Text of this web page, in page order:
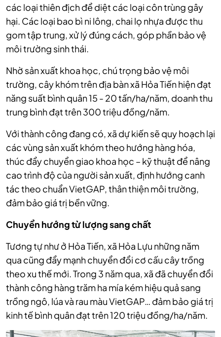
các loại thiên địch để diệt các loại côn trùng gây
hại. Các loại bao bì ni lông, chai lọ nhựa được thu
gom tập trung, xử lý đúng cách, góp phần bảo vệ
môi trường sinh thái.
Nhờ sản xuất khoa học, chú trọng bảo vệ môi
trường, cây khóm trên địa bàn xã Hỏa Tiến hiện đạt
năng suất bình quân 15 - 20 tấn/ha/năm, doanh thu
trung bình đạt trên 300 triệu đồng/năm.
Với thành công đang có, xã dự kiến sẽ quy hoạch lại
các vùng sản xuất khóm theo hướng hàng hóa,
thúc đẩy chuyển giao khoa học – kỹ thuật để nâng
cao trình độ của người sản xuất, định hướng canh
tác theo chuẩn VietGAP, thân thiện môi trường,
đảm bảo giá trị bền vững.
Chuyển hướng từ lượng sang chất
Tương tự như ở Hỏa Tiến, xã Hỏa Lựu những năm
qua cũng đẩy mạnh chuyển đổi cơ cấu cây trồng
theo xu thế mới. Trong 3 năm qua, xã đã chuyển đổi
thành công hàng trăm ha mía kém hiệu quả sang
trồng ngô, lúa và rau màu VietGAP… đảm bảo giá trị
kinh tế bình quân đạt trên 120 triệu đồng/ha/năm.